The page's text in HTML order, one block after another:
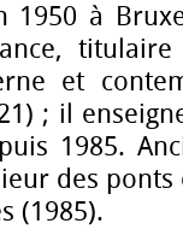
1950 à
et
; il
1985.
des ponts
(1985).